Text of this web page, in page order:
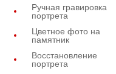
Ручная гравировка
портрета
Цветное фото на
памятник
Восстановление
портрета